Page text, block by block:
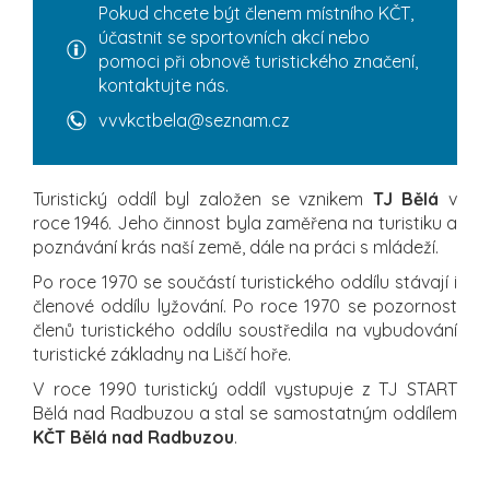
Pokud chcete být členem místního KČT,
účastnit se sportovních akcí nebo
pomoci při obnově turistického značení,
kontaktujte nás.
vvvkctbela@seznam.cz
Turistický oddíl byl založen se vznikem TJ Bělá v
roce 1946. Jeho činnost byla zaměřena na turistiku a
poznávání krás naší země, dále na práci s mládeží.
Po roce 1970 se součástí turistického oddílu stávají i
členové oddílu lyžování. Po roce 1970 se pozornost
členů turistického oddílu soustředila na vybudování
turistické základny na Liščí hoře.
V roce 1990 turistický oddíl vystupuje z TJ START
Bělá nad Radbuzou a stal se samostatným oddílem
KČT Bělá nad Radbuzou.